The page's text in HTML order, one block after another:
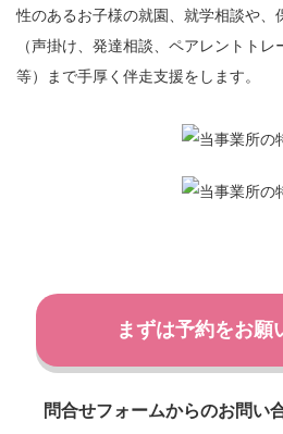
性のあるお子様の就園、就学相談や、
（声掛け、発達相談、ペアレントト
等）まで手厚く伴走支援をします。
まずは予約をお願
問合せフォームからのお問い